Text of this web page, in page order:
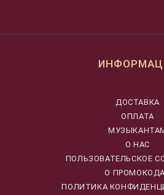
ДОСТАВКА
ОПЛАТА
О НАС
ПОЛЬЗОВАТЕЛЬСКОЕ
О
ПОЛИТИКА